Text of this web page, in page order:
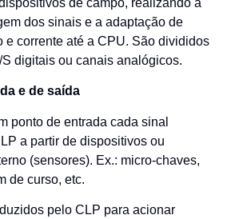
de campo, realizando a
dos sinais e a adaptação de
e corrente até a CPU. São divididos
digitais ou canais analógicos.
e de saída
ponto de entrada cada sinal
a partir de dispositivos ou
(sensores). Ex.: micro-chaves,
de curso, etc.
pelo CLP para acionar